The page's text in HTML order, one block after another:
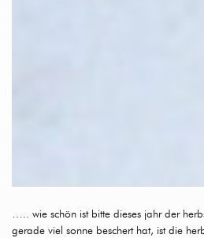
….. wie schön ist bitte dieses jahr der
gerade viel sonne beschert hat, ist die